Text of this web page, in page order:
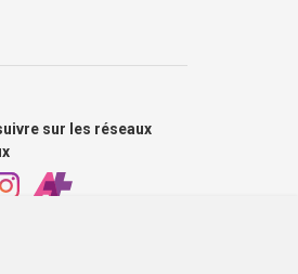
sur les réseaux